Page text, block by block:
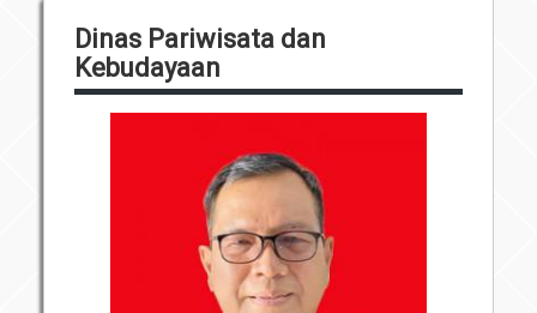
Dinas Pariwisata dan
Kebudayaan